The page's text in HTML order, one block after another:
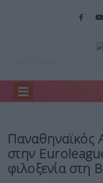
Home
Παναθηναϊκός AKTOR:
Παναθηναϊκός
στην
φιλοξενία στη